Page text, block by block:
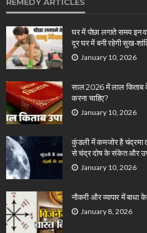
REMEDY ARTICLES
घर में पोछा लगाते समय इन
दूर घर में बनी रहेगी सुख-
January 10, 2026
साल 2026 में लाल किताब
करना चाहिए?
January 10, 2026
कुंडली में कमजोर है चंद्रमा तो
से चंद्र दोष के संकेत और
January 10, 2026
नौकरी और व्यापार में
January 8, 2026